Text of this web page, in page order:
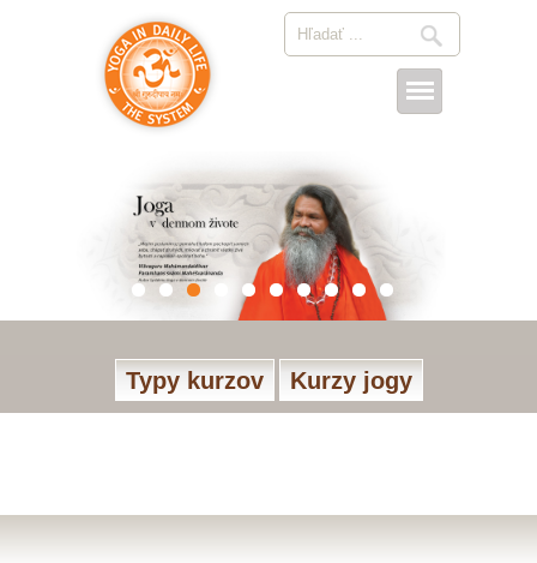
Typy kurzov Kurzy jogy